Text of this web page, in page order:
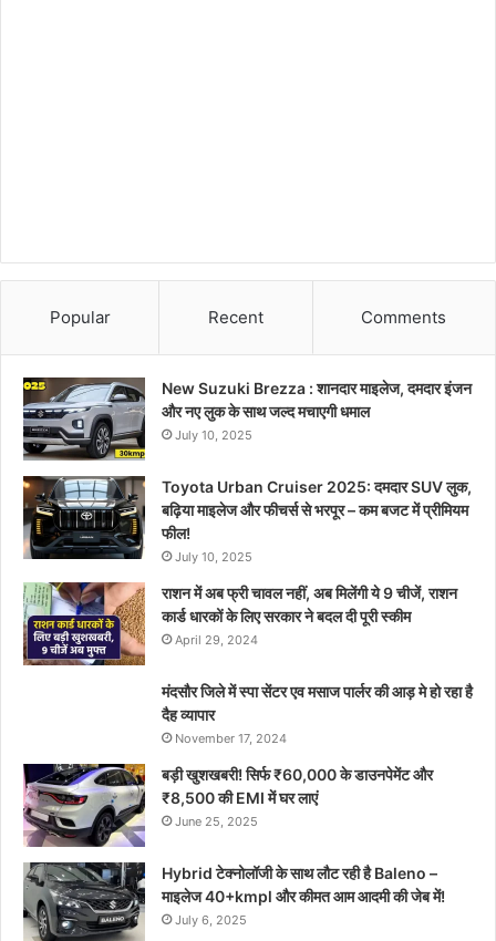
Popular Recent Comments
New Suzuki Brezza : शानदार माइलेज, दमदार इंजन
और नए लुक के साथ जल्द मचाएगी धमाल
July 10, 2025
Toyota Urban Cruiser 2025: दमदार SUV लुक,
बढ़िया माइलेज और फीचर्स से भरपूर – कम बजट में प्रीमियम
फील!
July 10, 2025
राशन में अब फ्री चावल नहीं, अब मिलेंगी ये 9 चीजें, राशन
कार्ड धारकों के लिए सरकार ने बदल दी पूरी स्कीम
April 29, 2024
मंदसौर जिले में स्पा सेंटर एव मसाज पार्लर की आड़ मे हो रहा है
दैह व्यापार
November 17, 2024
बड़ी खुशखबरी! सिर्फ ₹60,000 के डाउनपेमेंट और
₹8,500 की EMI में घर लाएं
June 25, 2025
Hybrid टेक्नोलॉजी के साथ लौट रही है Baleno –
माइलेज 40+kmpl और कीमत आम आदमी की जेब में!
July 6, 2025